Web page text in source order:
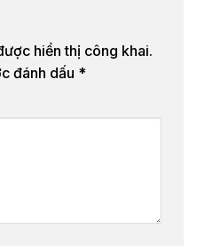
hiển thị công khai.
đánh dấu *